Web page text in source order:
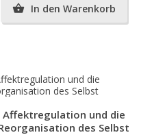
 In den Warenkorb
Vorschau
Affektregulation und die
des Selbst